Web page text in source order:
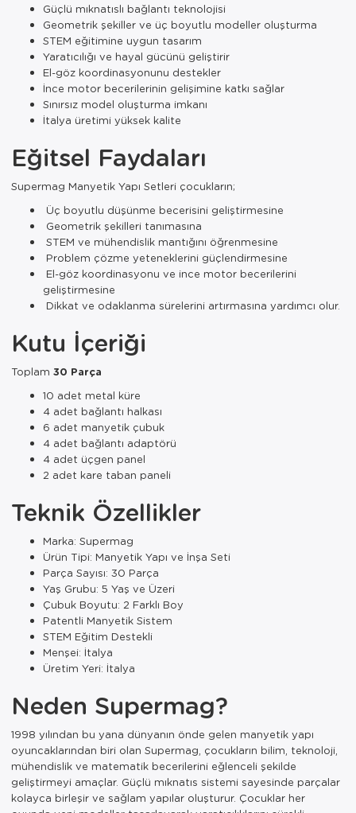
Güçlü mıknatıslı bağlantı teknolojisi
Geometrik şekiller ve üç boyutlu modeller oluşturma
STEM eğitimine uygun tasarım
Yaratıcılığı ve hayal gücünü geliştirir
El-göz koordinasyonunu destekler
İnce motor becerilerinin gelişimine katkı sağlar
Sınırsız model oluşturma imkanı
İtalya üretimi yüksek kalite
Eğitsel Faydaları
Supermag Manyetik Yapı Setleri çocukların;
Üç boyutlu düşünme becerisini geliştirmesine
Geometrik şekilleri tanımasına
STEM ve mühendislik mantığını öğrenmesine
Problem çözme yeteneklerini güçlendirmesine
El-göz koordinasyonu ve ince motor becerilerini
geliştirmesine
Dikkat ve odaklanma sürelerini artırmasına yardımcı olur.
Kutu İçeriği
Toplam 30 Parça
10 adet metal küre
4 adet bağlantı halkası
6 adet manyetik çubuk
4 adet bağlantı adaptörü
4 adet üçgen panel
2 adet kare taban paneli
Teknik Özellikler
Marka: Supermag
Ürün Tipi: Manyetik Yapı ve İnşa Seti
Parça Sayısı: 30 Parça
Yaş Grubu: 5 Yaş ve Üzeri
Çubuk Boyutu: 2 Farklı Boy
Patentli Manyetik Sistem
STEM Eğitim Destekli
Menşei: İtalya
Üretim Yeri: İtalya
Neden Supermag?
1998 yılından bu yana dünyanın önde gelen manyetik yapı
oyuncaklarından biri olan Supermag, çocukların bilim, teknoloji,
mühendislik ve matematik becerilerini eğlenceli şekilde
geliştirmeyi amaçlar. Güçlü mıknatıs sistemi sayesinde parçalar
kolayca birleşir ve sağlam yapılar oluşturur. Çocuklar her